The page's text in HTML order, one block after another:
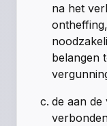
na het
belangen
de aan